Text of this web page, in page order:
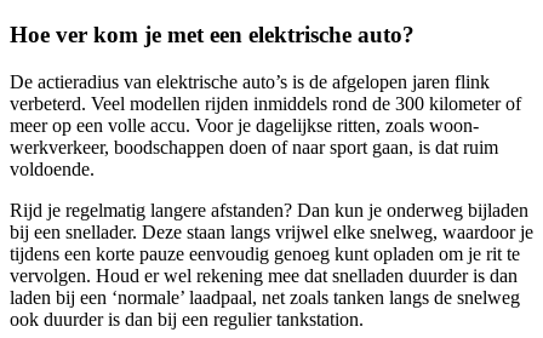
Hoe ver kom je met een elektrische auto?
De actieradius van elektrische auto’s is de afgelopen jaren flink
verbeterd. Veel modellen rijden inmiddels rond de 300 kilometer of
meer op een volle accu. Voor je dagelijkse ritten, zoals woon-
werkverkeer, boodschappen doen of naar sport gaan, is dat ruim
voldoende.
Rijd je regelmatig langere afstanden? Dan kun je onderweg bijladen
bij een snellader. Deze staan langs vrijwel elke snelweg, waardoor je
tijdens een korte pauze eenvoudig genoeg kunt opladen om je rit te
vervolgen. Houd er wel rekening mee dat snelladen duurder is dan
laden bij een ‘normale’ laadpaal, net zoals tanken langs de snelweg
ook duurder is dan bij een regulier tankstation.